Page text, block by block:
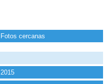
Fotos cercanas
2015